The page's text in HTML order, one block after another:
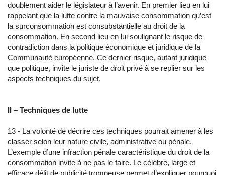
doublement aider le législateur à l’avenir. En premier lieu en lui
rappelant que la lutte contre la mauvaise consommation qu’est
la surconsommation est consubstantielle au droit de la
consommation. En second lieu en lui soulignant le risque de
contradiction dans la politique économique et juridique de la
Communauté européenne. Ce dernier risque, autant juridique
que politique, invite le juriste de droit privé à se replier sur les
aspects techniques du sujet.
II – Techniques de lutte
13 - La volonté de décrire ces techniques pourrait amener à les
classer selon leur nature civile, administrative ou pénale.
L’exemple d’une infraction pénale caractéristique du droit de la
consommation invite à ne pas le faire. Le célèbre, large et
efficace délit de publicité trompeuse permet d’expliquer pourquoi